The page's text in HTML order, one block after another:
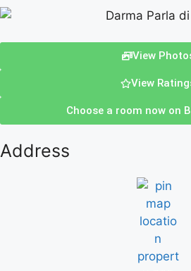
View
View
Choose a room now on
Address